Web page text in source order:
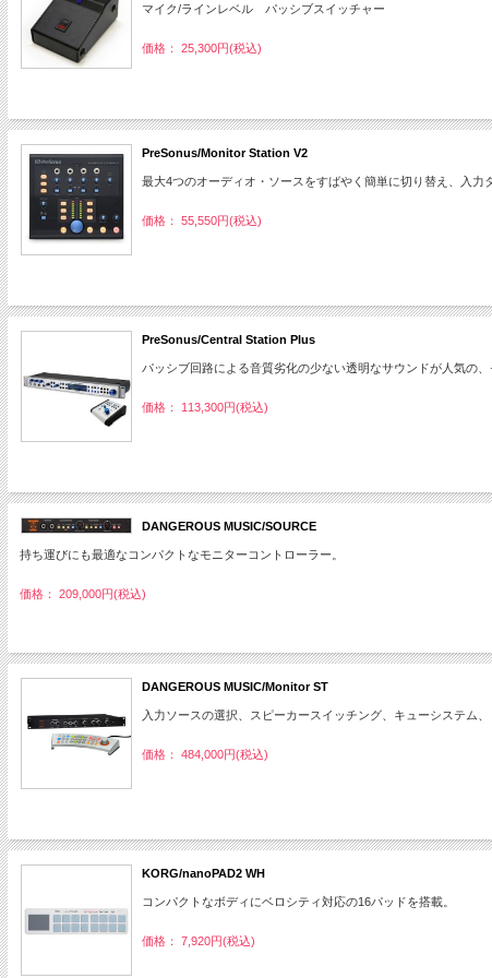
マイク/ラインレベル パッシブスイッチャー
価格： 25,300円(税込)
PreSonus/Monitor Station V2
最大4つのオーディオ・ソースをすばやく簡単に切り替え、入
価格： 55,550円(税込)
PreSonus/Central Station Plus
パッシブ回路による音質劣化の少ない透明なサウンドが人気の、
価格： 113,300円(税込)
DANGEROUS MUSIC/SOURCE
持ち運びにも最適なコンパクトなモニターコントローラー。
価格： 209,000円(税込)
DANGEROUS MUSIC/Monitor ST
入力ソースの選択、スピーカースイッチング、キューシステム
価格： 484,000円(税込)
KORG/nanoPAD2 WH
コンパクトなボディにベロシティ対応の16パッドを搭載。
価格： 7,920円(税込)